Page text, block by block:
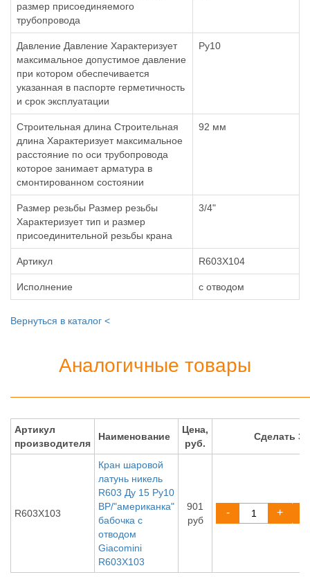
размер присоединяемого
трубопровода
Давление Давление Характеризует
максимальное допустимое давление
при котором обеспечивается
указанная в паспорте герметичность
и срок эксплуатации
Ру10
Строительная длина Строительная
длина Характеризует максимальное
расстояние по оси трубопровода
которое занимает арматура в
смонтированном состоянии
92 мм
Размер резьбы Размер резьбы
Характеризует тип и размер
присоединительной резьбы крана
3/4"
Артикул R603X104
Исполнение с отводом
Вернуться в каталог <
Аналогичные товары
Артикул
производителя
Наименование
Цена,
руб.
Сделать
R603X103
Кран шаровой
латунь никель
R603 Ду 15 Ру10
ВР/"американка"
бабочка с
отводом
Giacomini
R603X103
901
руб
- +